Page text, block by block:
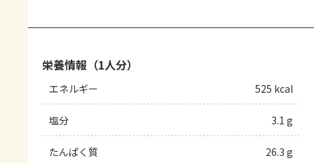
栄養情報（1人分）
エネルギー 525 kcal
塩分 3.1 g
たんぱく質 26.3 g